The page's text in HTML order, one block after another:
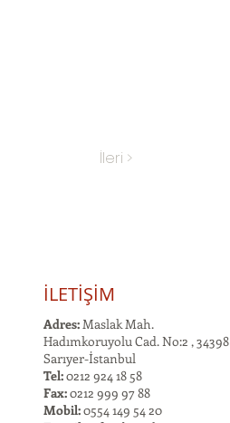
İleri >
İLETİŞİM
Adres:Maslak Mah.
Hadımkoruyolu Cad. No:2 , 34398
Sarıyer-İstanbul
Tel:0212 924 18 58
Fax:0212 999 97 88
Mobil:0554 149 54 20